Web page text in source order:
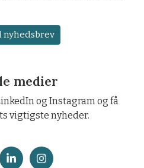
nyhedsbrev
medier
og Instagram og få
vigtigste nyheder.